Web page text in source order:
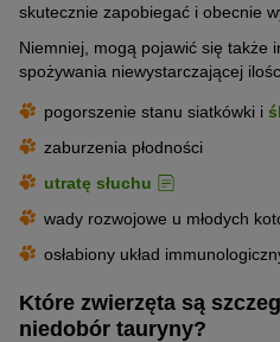
skutecznie zapobiegać i obecnie
Niemniej, mogą pojawić się także
spożywania niewystarczającej
pogorszenie stanu siatkówki i
zaburzenia płodności
utratę słuchu
wady rozwojowe u młodych
osłabiony układ
Które zwierzęta są
niedobór tauryny?